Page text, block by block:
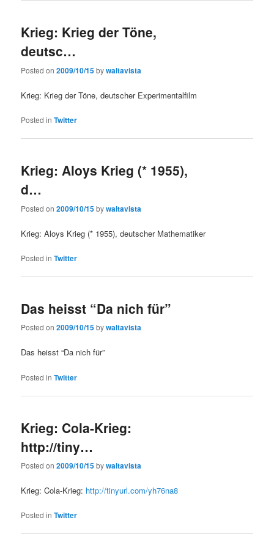
Krieg: Krieg der Töne,
deutsc…
Posted on2009/10/15bywaltavista
Krieg: Krieg der Töne, deutscher Experimentalfilm
Posted in Twitter
Krieg: Aloys Krieg (* 1955),
d…
Posted on2009/10/15bywaltavista
Krieg: Aloys Krieg (* 1955), deutscher Mathematiker
Posted in Twitter
Das heisst “Da nich für”
Posted on2009/10/15bywaltavista
Das heisst “Da nich für”
Posted in Twitter
Krieg: Cola-Krieg:
http://tiny…
Posted on2009/10/15bywaltavista
Krieg: Cola-Krieg: http://tinyurl.com/yh76na8
Posted in Twitter